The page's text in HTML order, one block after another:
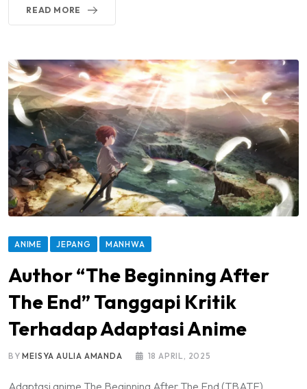
READ MORE
ANIME JEPANG MANHWA
Author “The Beginning After
The End” Tanggapi Kritik
Terhadap Adaptasi Anime
BYMEISYA AULIA AMANDA 18 APRIL, 2025